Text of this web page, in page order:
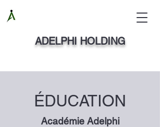
ADELPHI HOLDING
ÉDUCATION
Académie Adelphi